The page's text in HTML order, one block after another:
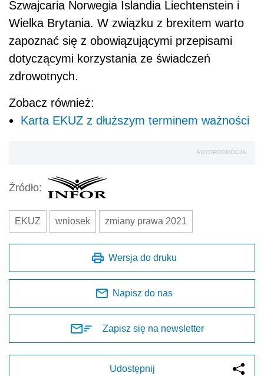
Szwajcaria Norwegia Islandia Liechtenstein i
Wielka Brytania. W związku z brexitem warto
zapoznać się z obowiązującymi przepisami
dotyczącymi korzystania ze świadczeń
zdrowotnych.
Zobacz również:
Karta EKUZ z dłuższym terminem ważności
AUTOPROMOCJA
Źródło:
EKUZ wniosek zmiany prawa 2021
Wersja do druku
Napisz do nas
Zapisz się na newsletter
Udostępnij